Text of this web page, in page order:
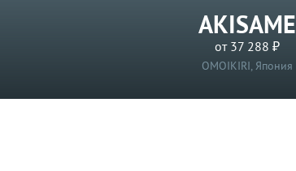
AKISAME
от 37 288 ₽
OMOIKIRI, Япония